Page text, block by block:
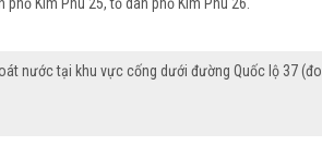
nước tại khu vực cống dưới đường Quốc lộ 37